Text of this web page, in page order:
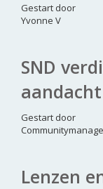
Gestart door
Yvonne V
SND
aandacht
Gestart door
Lenzen